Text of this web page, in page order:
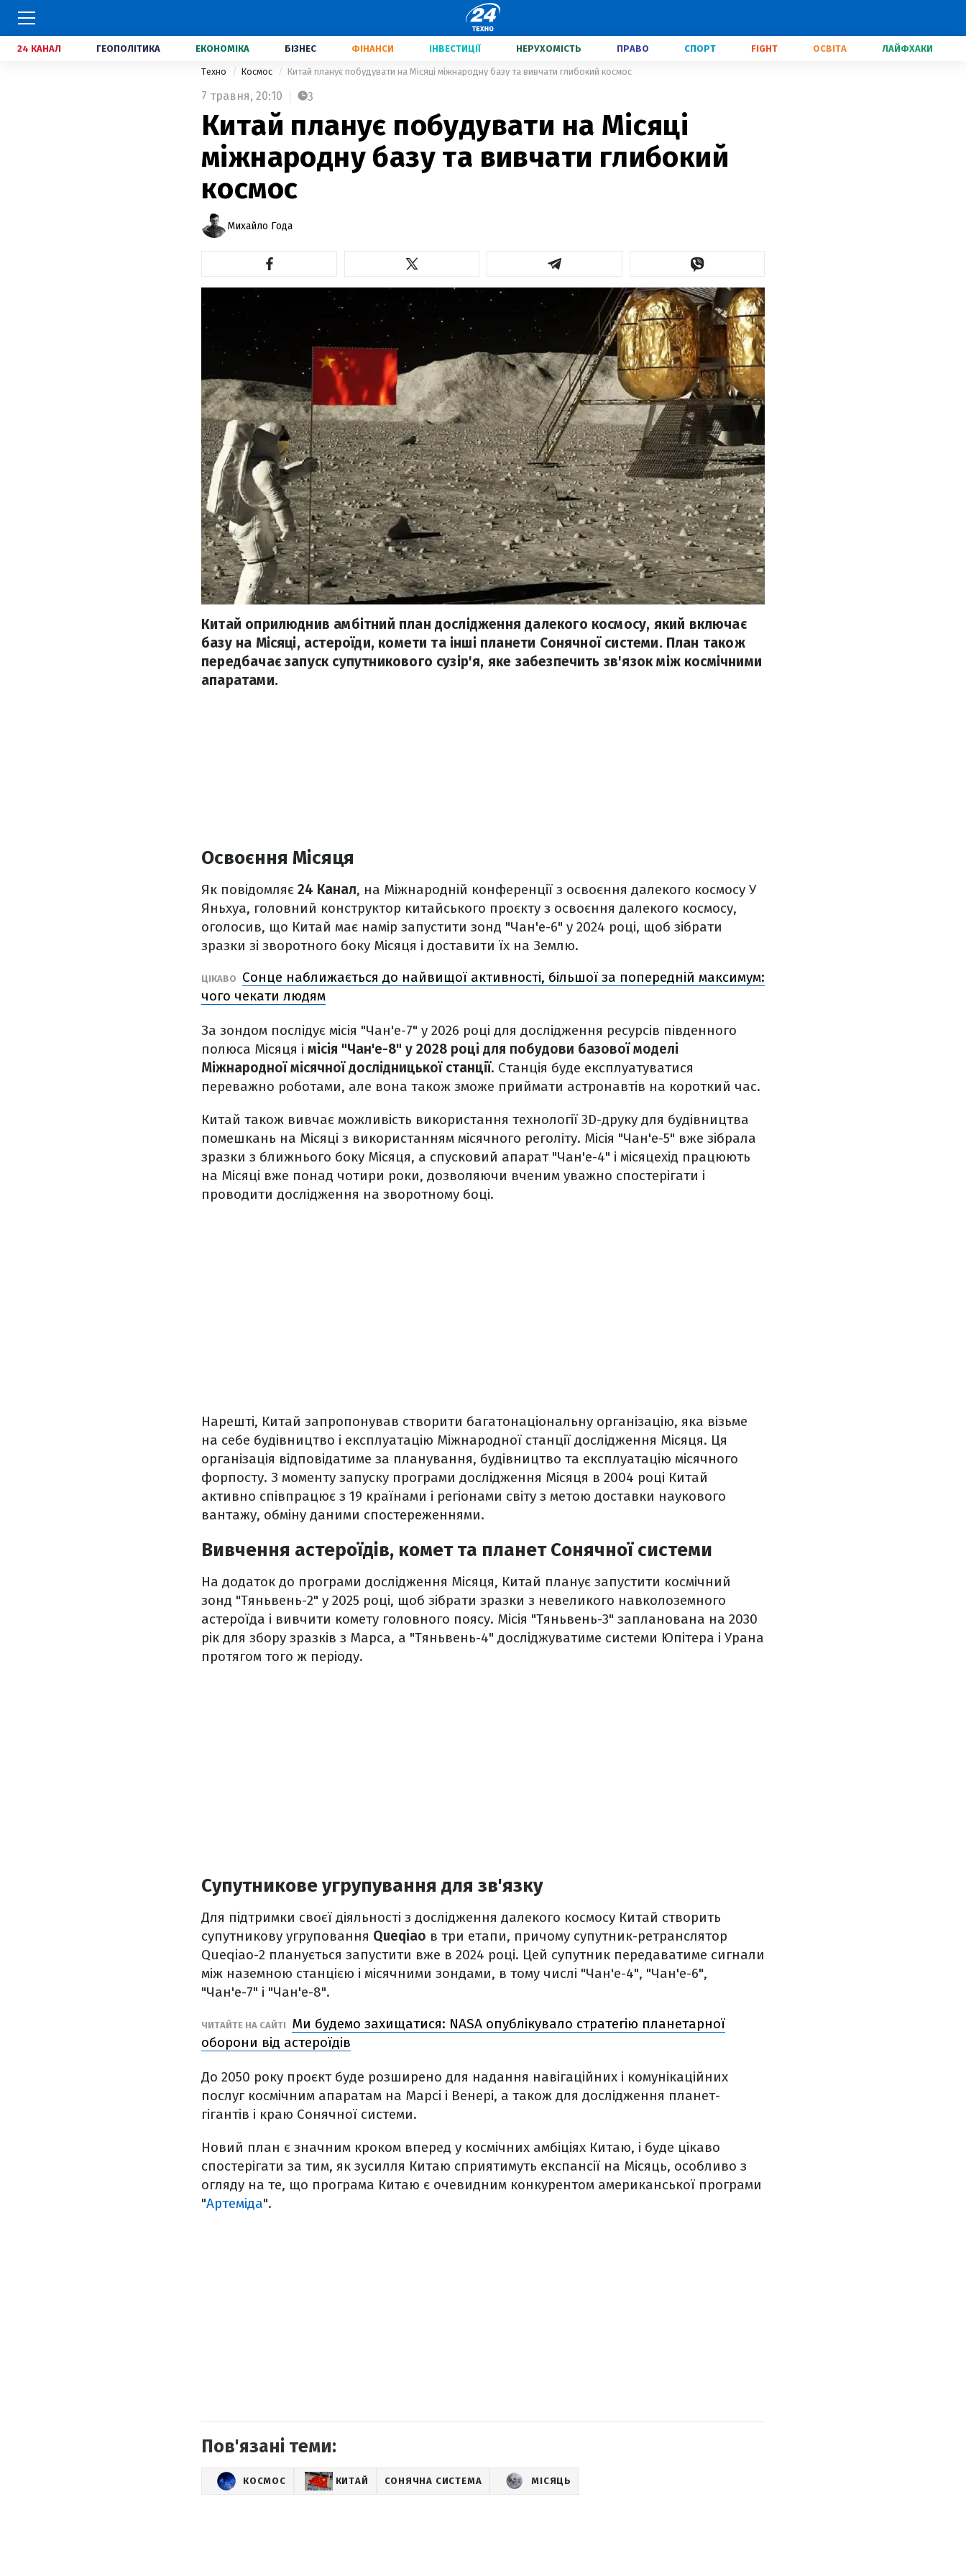
24 КАНАЛ ГЕОПОЛІТИКА ЕКОНОМІКА БІЗНЕС ФІНАНСИ ІНВЕСТИЦІЇ НЕРУХОМІСТЬ ПРАВО СПОРТ FIGHT ОСВІТА ЛАЙФХАКИ
Техно Космос Китай планує побудувати на Місяці міжнародну базу та вивчати глибокий космос
7 травня, 20:10 3
Китай планує побудувати на Місяці
міжнародну базу та вивчати глибокий
космос
Михайло Года
Китай оприлюднив амбітний план дослідження далекого космосу, який включає
базу на Місяці, астероїди, комети та інші планети Сонячної системи. План також
передбачає запуск супутникового сузір'я, яке забезпечить зв'язок між космічними
апаратами.
Освоєння Місяця
Як повідомляє 24 Канал, на Міжнародній конференції з освоєння далекого космосу У
Яньхуа, головний конструктор китайського проєкту з освоєння далекого космосу,
оголосив, що Китай має намір запустити зонд "Чан'е-6" у 2024 році, щоб зібрати
зразки зі зворотного боку Місяця і доставити їх на Землю.
ЦІКАВО
Сонце наближається до найвищої активності, більшої за попередній максимум:
чого чекати людям
За зондом послідує місія "Чан'е-7" у 2026 році для дослідження ресурсів південного
полюса Місяця і місія "Чан'е-8" у 2028 році для побудови базової моделі
Міжнародної місячної дослідницької станції. Станція буде експлуатуватися
переважно роботами, але вона також зможе приймати астронавтів на короткий час.
Китай також вивчає можливість використання технології 3D-друку для будівництва
помешкань на Місяці з використанням місячного реголіту. Місія "Чан'е-5" вже зібрала
зразки з ближнього боку Місяця, а спусковий апарат "Чан'е-4" і місяцехід працюють
на Місяці вже понад чотири роки, дозволяючи вченим уважно спостерігати і
проводити дослідження на зворотному боці.
Нарешті, Китай запропонував створити багатонаціональну організацію, яка візьме
на себе будівництво і експлуатацію Міжнародної станції дослідження Місяця. Ця
організація відповідатиме за планування, будівництво та експлуатацію місячного
форпосту. З моменту запуску програми дослідження Місяця в 2004 році Китай
активно співпрацює з 19 країнами і регіонами світу з метою доставки наукового
вантажу, обміну даними спостереженнями.
Вивчення астероїдів, комет та планет Сонячної системи
На додаток до програми дослідження Місяця, Китай планує запустити космічний
зонд "Тяньвень-2" у 2025 році, щоб зібрати зразки з невеликого навколоземного
астероїда і вивчити комету головного поясу. Місія "Тяньвень-3" запланована на 2030
рік для збору зразків з Марса, а "Тяньвень-4" досліджуватиме системи Юпітера і Урана
протягом того ж періоду.
Супутникове угрупування для зв'язку
Для підтримки своєї діяльності з дослідження далекого космосу Китай створить
супутникову угруповання Queqiao в три етапи, причому супутник-ретранслятор
Queqiao-2 планується запустити вже в 2024 році. Цей супутник передаватиме сигнали
між наземною станцією і місячними зондами, в тому числі "Чан'е-4", "Чан'е-6",
"Чан'е-7" і "Чан'е-8".
ЧИТАЙТЕ НА САЙТІ
Ми будемо захищатися: NASA опублікувало стратегію планетарної
оборони від астероїдів
До 2050 року проєкт буде розширено для надання навігаційних і комунікаційних
послуг космічним апаратам на Марсі і Венері, а також для дослідження планет-
гігантів і краю Сонячної системи.
Новий план є значним кроком вперед у космічних амбіціях Китаю, і буде цікаво
спостерігати за тим, як зусилля Китаю сприятимуть експансії на Місяць, особливо з
огляду на те, що програма Китаю є очевидним конкурентом американської програми
"Артеміда".
Пов'язані теми:
КОСМОС КИТАЙ СОНЯЧНА СИСТЕМА МІСЯЦЬ